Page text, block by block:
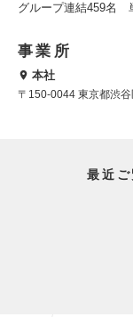
グループ連結459名
事業所
本社
〒150-0044 東京都渋
最近